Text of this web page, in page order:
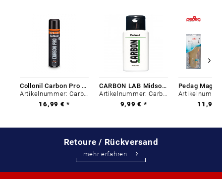
Collonil Carbon Pro 400 ml
Artikelnummer: Carbon-0
16,99 € *
CARBON LAB Midsole Cleaner
Artikelnummer: Carbon-0
9,99 € *
11,99
Retoure / Rückversand
mehr erfahren